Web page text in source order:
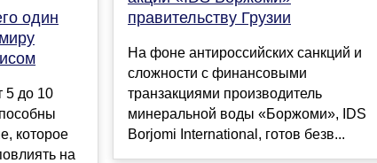
один
5 до 10
которое
на
правительству Грузии
На фоне антироссийских санкций и
сложности с финансовыми
транзакциями производитель
минеральной воды «Боржоми», IDS
Borjomi International, готов безв...